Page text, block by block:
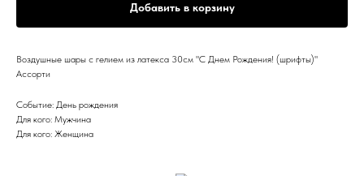
Добавить в корзину
Воздушные шары с гелием из латекса 30см "С Днем Рождения! (шрифты)"
Ассорти
Событие: День рождения
Для кого: Мужчина
Для кого: Женщина